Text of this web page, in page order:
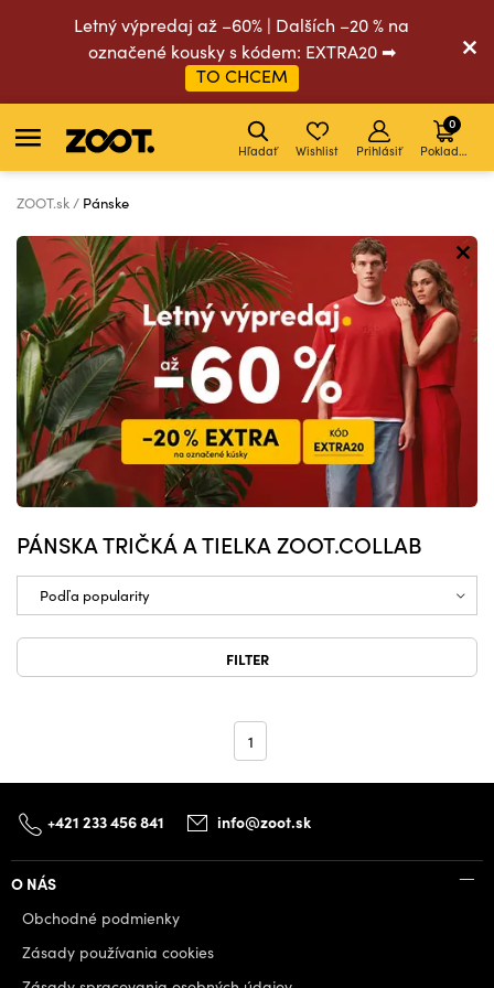
Letný výpredaj až –60% | Dalších –20 % na
označené kousky s kódem: EXTRA20 ➡
TO CHCEM
Hľadať Wishlist Prihlásiť Pokladňa
0
ZOOT.sk Pánske
PÁNSKA TRIČKÁ A TIELKA ZOOT.COLLAB
FILTER
1
+421 233 456 841 info@zoot.sk
O NÁS
Obchodné podmienky
Zásady používania cookies